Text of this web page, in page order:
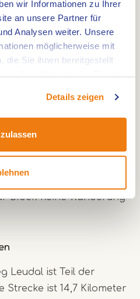
wir Informationen zu Ihrer
an unsere Partner für
Analysen weiter. Unsere
möglicherweise mit
die Sie ihnen bereitgestellt
Details zeigen
Elisabethkloster und
Geschichten umgeben
und das
der Route. Der
Landschaft wachsen
Biber. Keine Wanderung
Leudal ist Teil der
Strecke ist 14,7 Kilometer